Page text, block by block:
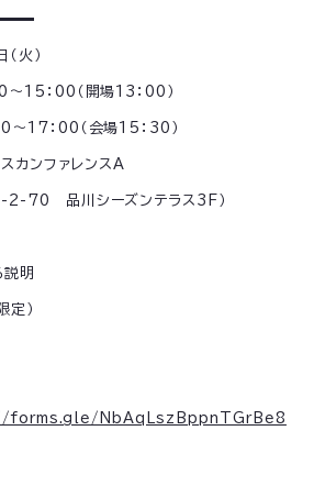
火）
15：00（開場13：00）
17：00（会場15：30）
カンファレンスA
70 品川シーズンテラス3F）
明
）
forms.gle/NbAqLszBppnTGrBe8